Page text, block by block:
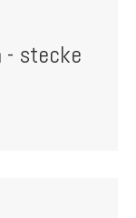
- stecke